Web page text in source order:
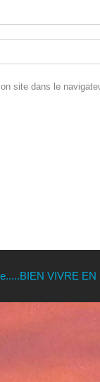
site dans le
VIVRE EN